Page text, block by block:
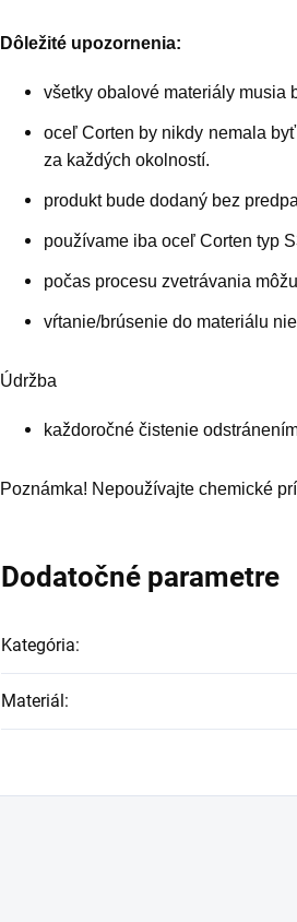
Dôležité upozornenia:
všetky obalové materiály musia
oceľ Corten by nikdy nemala
za každých okolností.
produkt bude dodaný bez
používame iba oceľ Corten typ
počas procesu zvetrávania
vŕtanie/brúsenie do materiálu
Údržba
každoročné čistenie
Poznámka! Nepoužívajte chemické
Dodatočné parametre
Kategória:
Materiál: